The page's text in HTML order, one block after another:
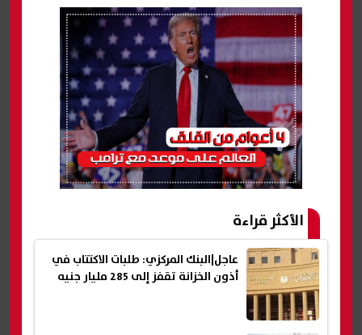
الأكثر قراءة
عاجل|البنك المركزي: طلبات الاكتتاب في
أذون الخزانة تقفز إلى 285 مليار جنيه